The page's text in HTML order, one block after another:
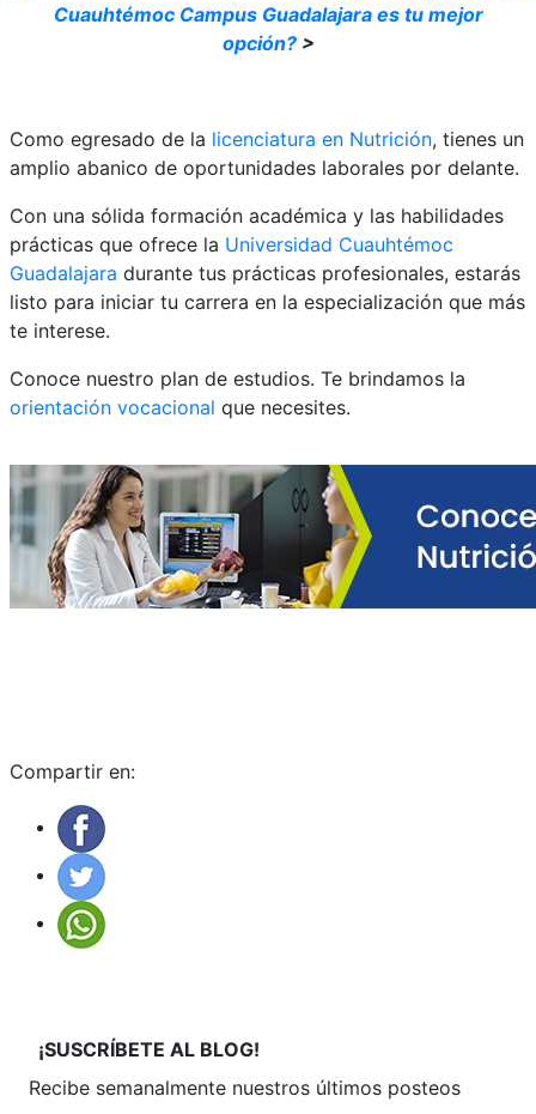
Cuauhtémoc Campus Guadalajara es tu mejor
opción?>
Como egresado de la licenciatura en Nutrición, tienes un
amplio abanico de oportunidades laborales por delante.
Con una sólida formación académica y las habilidades
prácticas que ofrece la Universidad Cuauhtémoc
Guadalajara durante tus prácticas profesionales, estarás
listo para iniciar tu carrera en la especialización que más
te interese.
Conoce nuestro plan de estudios. Te brindamos la
orientación vocacional que necesites.
Compartir en:
¡SUSCRÍBETE AL BLOG!
Recibe semanalmente nuestros últimos posteos